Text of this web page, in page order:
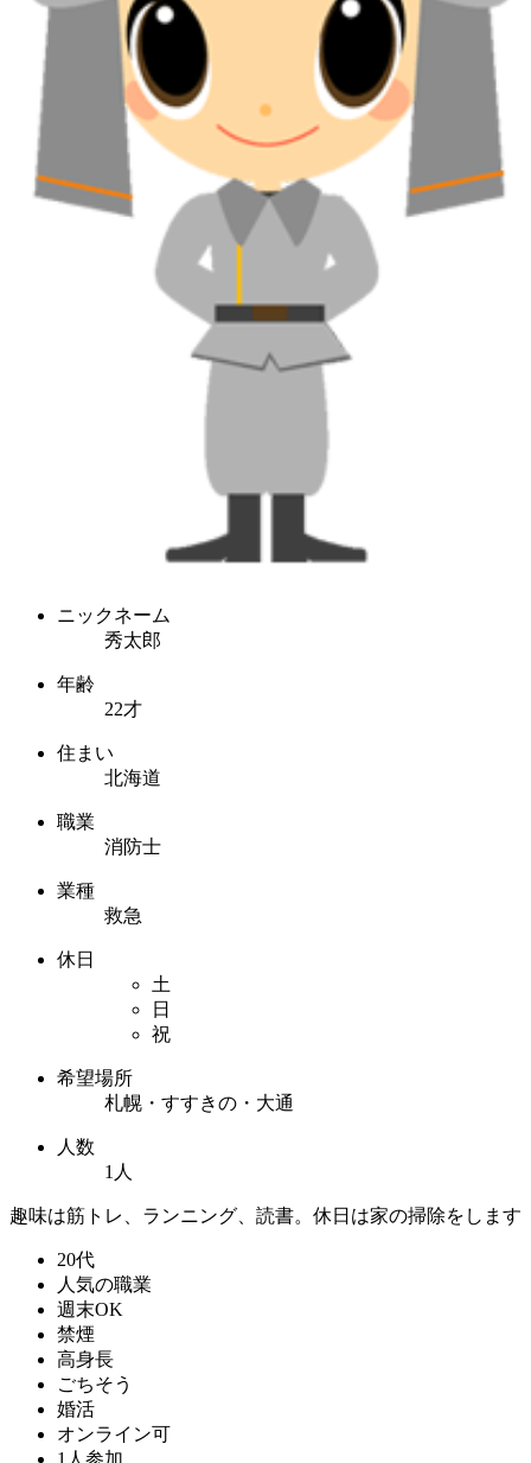
ニックネーム
秀太郎
年齢
22才
住まい
北海道
職業
消防士
業種
救急
休日
土
日
祝
希望場所
札幌・すすきの・大通
人数
1人
趣味は筋トレ、ランニング、読書。休日は家の掃除をします
20代
人気の職業
週末OK
禁煙
高身長
ごちそう
婚活
オンライン可